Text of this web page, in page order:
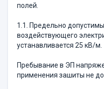
полей.
1.1. Предельно
воздействующего
устанавливается 25 кВ/м.
Пребывание в ЭП
применения зашиты не